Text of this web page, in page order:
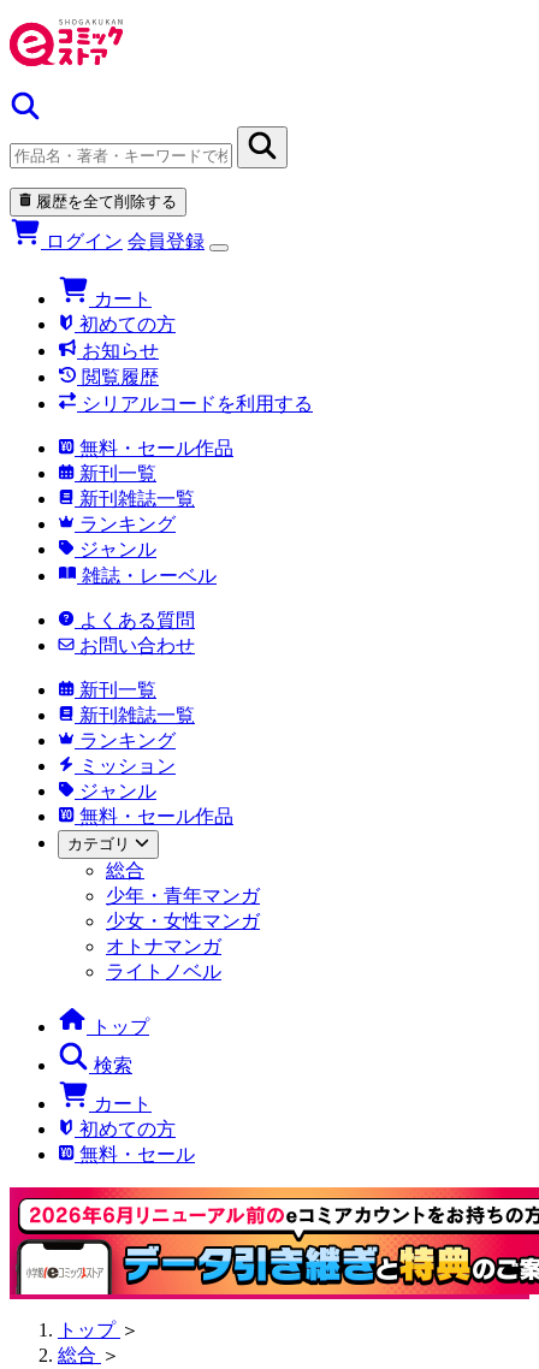
履歴を全て削除する
ログイン 会員登録
カート
初めての方
お知らせ
閲覧履歴
シリアルコードを利用する
無料・セール作品
新刊一覧
新刊雑誌一覧
ランキング
ジャンル
雑誌・レーベル
よくある質問
お問い合わせ
新刊一覧
新刊雑誌一覧
ランキング
ミッション
ジャンル
無料・セール作品
カテゴリ
総合
少年・青年マンガ
少女・女性マンガ
オトナマンガ
ライトノベル
トップ
検索
カート
初めての方
無料・セール
トップ ＞
総合 ＞